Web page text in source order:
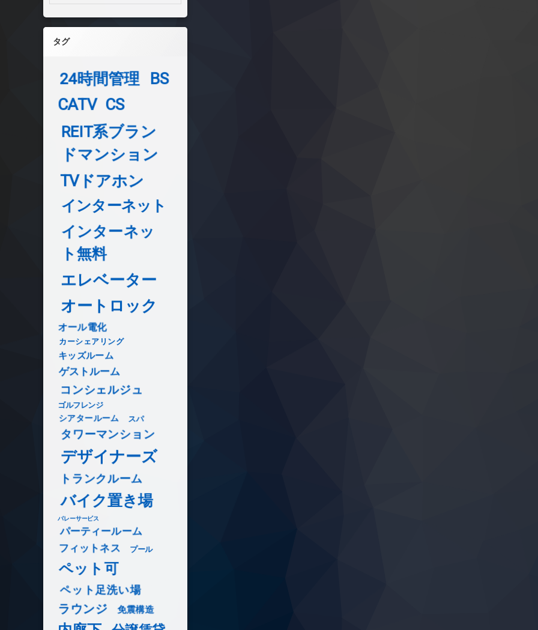
タグ
24時間管理
BS
CATV CS
REIT系ブラン
ドマンション
TVドアホン
インターネット
インターネッ
ト無料
エレベーター
オートロック
オール電化
カーシェアリング
キッズルーム
ゲストルーム
コンシェルジュ
ゴルフレンジ
シアタールーム スパ
タワーマンション
デザイナーズ
トランクルーム
バイク置き場
バレーサービス
パーティールーム
フィットネス プール
ペット可
ペット足洗い場
ラウンジ 免震構造